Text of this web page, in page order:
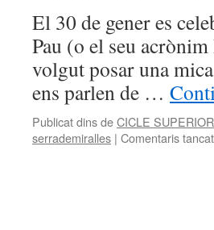
El 30 de gener es
Pau (o el seu
volgut posar una
ens parlen de …
Publicat dins deCICLE SUPERIOR
serrademiralles | Comentaris